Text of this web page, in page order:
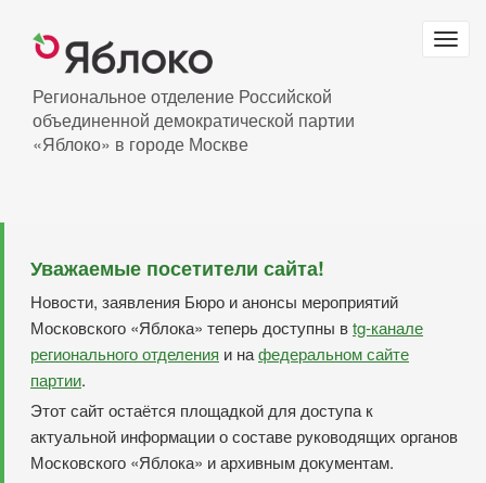
основному
Региональное отделение Российской
объединенной демократической партии
«Яблоко» в городе Москве
Уважаемые посетители сайта!
Новости, заявления Бюро и анонсы мероприятий
Московского «Яблока» теперь доступны вtg-канале
регионального отделения и нафедеральном сайте
партии.
Этот сайт остаётся площадкой для доступа к
актуальной информации о составе руководящих органов
Московского «Яблока» и архивным документам.